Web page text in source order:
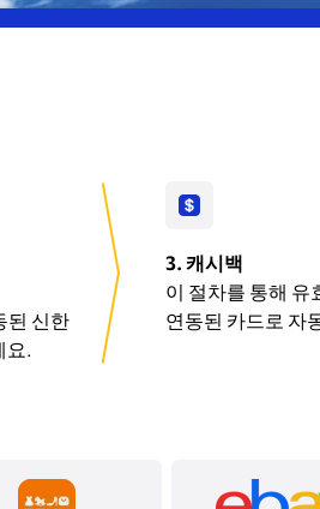
된 신한
요.
캐시백
이 절차를 통해 유
연동된 카드로 자